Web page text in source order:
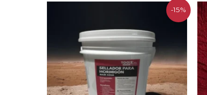
-15%
era:
$20.168.
es:
$17.143.